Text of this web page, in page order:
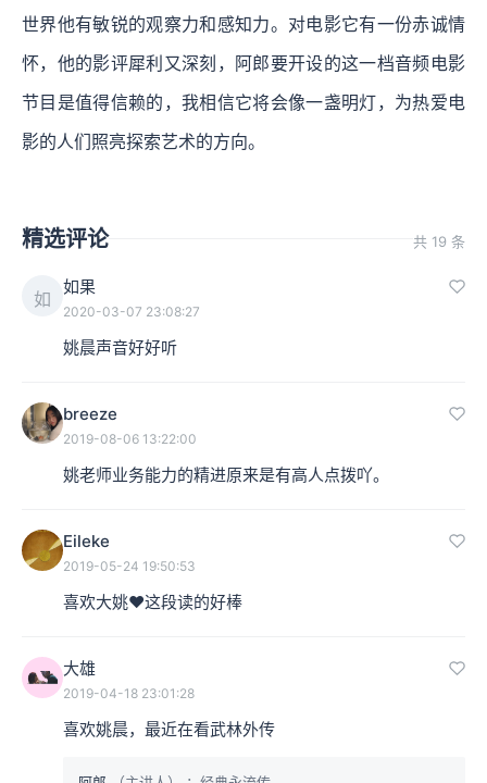
世界他有敏锐的观察力和感知力。对电影它有一份赤诚情
怀，他的影评犀利又深刻，阿郎要开设的这一档音频电影
节目是值得信赖的，我相信它将会像一盏明灯，为热爱电
影的人们照亮探索艺术的方向。
精选评论 共 19 条
如
如果
2020-03-07 23:08:27
姚晨声音好好听
breeze
2019-08-06 13:22:00
姚老师业务能力的精进原来是有高人点拨吖。
Eileke
2019-05-24 19:50:53
喜欢大姚❤这段读的好棒
大雄
2019-04-18 23:01:28
喜欢姚晨，最近在看武林外传